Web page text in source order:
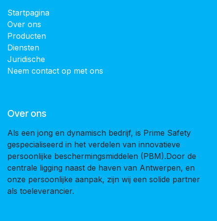
Startpagina
Over ons
Producten
Diensten
Juridische
Neem contact op met ons
Over ons
Als een jong en dynamisch bedrijf, is Prime Safety
gespecialiseerd in het verdelen van innovatieve
persoonlijke beschermingsmiddelen (PBM).Door de
centrale ligging naast de haven van Antwerpen, en
onze persoonlijke aanpak, zijn wij een solide partner
als toeleverancier.